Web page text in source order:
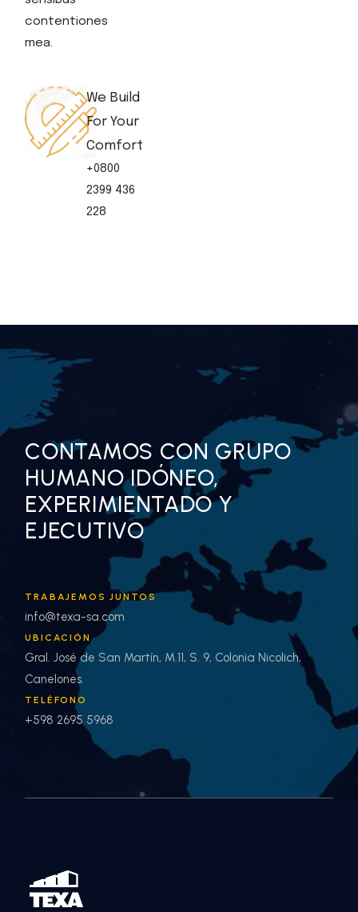
contentiones
mea.
We Build
For Your
Comfort
+0800
2399 436
228
CONTAMOS CON GRUPO
HUMANO IDÓNEO,
EXPERIMIENTADO Y
EJECUTIVO
TRABAJEMOS JUNTOS
info@texa-sa.com
UBICACIÓN
Gral. José de San Martín, M.11, S. 9, Colonia Nicolich,
Canelones.
TELÉFONO
+598 2695 5968